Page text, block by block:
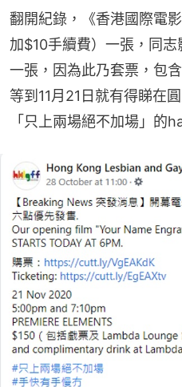
翻開紀錄，《香港國際電
加$10手續費）一張，同
一張，因為此乃套票，包
等到11月21日就有得睇在
「只上兩場絕不加場」的